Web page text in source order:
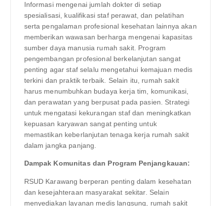
Informasi mengenai jumlah dokter di setiap
spesialisasi, kualifikasi staf perawat, dan pelatihan
serta pengalaman profesional kesehatan lainnya akan
memberikan wawasan berharga mengenai kapasitas
sumber daya manusia rumah sakit. Program
pengembangan profesional berkelanjutan sangat
penting agar staf selalu mengetahui kemajuan medis
terkini dan praktik terbaik. Selain itu, rumah sakit
harus menumbuhkan budaya kerja tim, komunikasi,
dan perawatan yang berpusat pada pasien. Strategi
untuk mengatasi kekurangan staf dan meningkatkan
kepuasan karyawan sangat penting untuk
memastikan keberlanjutan tenaga kerja rumah sakit
dalam jangka panjang.
Dampak Komunitas dan Program Penjangkauan:
RSUD Karawang berperan penting dalam kesehatan
dan kesejahteraan masyarakat sekitar. Selain
menyediakan layanan medis langsung, rumah sakit